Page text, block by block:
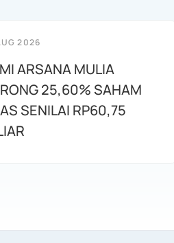
2026
ARSANA MULIA
25,60% SAHAM
SENILAI RP60,75